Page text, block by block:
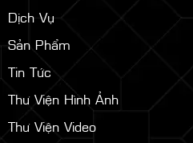
Dịch Vụ
Sản Phẩm
Tin Tức
Thư Viện Hình Ảnh
Thư Viện Video